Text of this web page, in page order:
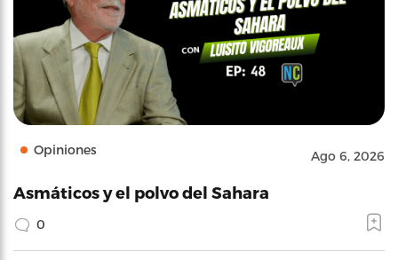
Opiniones Ago 6, 2026
Asmáticos y el polvo del Sahara
0